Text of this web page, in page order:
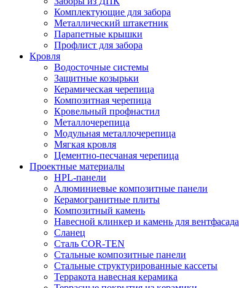
Комплектующие для забора
Металлический штакетник
Парапетные крышки
Профлист для забора
Кровля
Водосточные системы
Защитные козырьки
Керамическая черепица
Композитная черепица
Кровельный профнастил
Металлочерепица
Модульная металлочерепица
Мягкая кровля
Цементно-песчаная черепица
Проектные материалы
HPL-панели
Алюминиевые композитные панели
Керамогранитные плиты
Композитный камень
Навесной клинкер и камень для вентфасада
Сланец
Сталь COR-TEN
Стальные композитные панели
Стальные структурированные кассеты
Терракота навесная керамика